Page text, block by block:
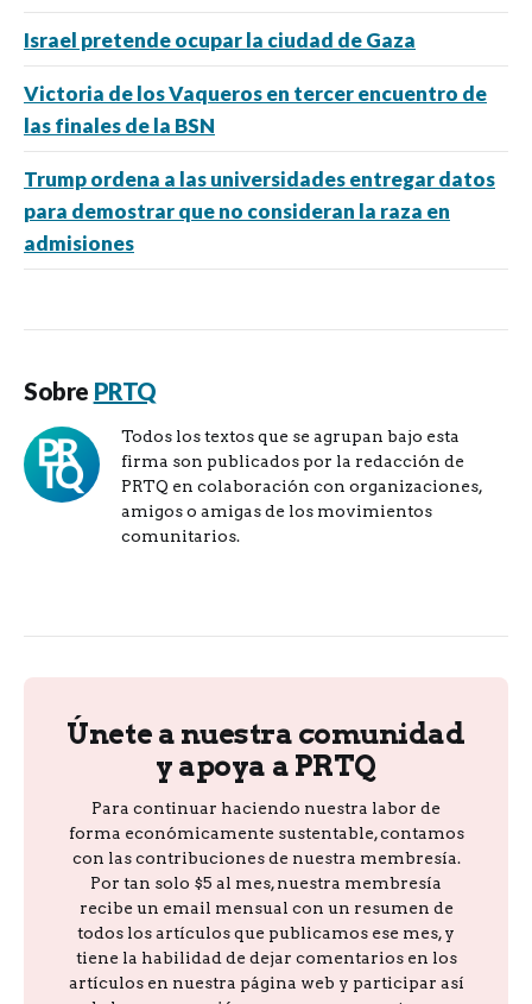
Israel pretende ocupar la ciudad de Gaza
Victoria de los Vaqueros en tercer encuentro de
las finales de la BSN
Trump ordena a las universidades entregar datos
para demostrar que no consideran la raza en
admisiones
Sobre PRTQ
Todos los textos que se agrupan bajo esta
firma son publicados por la redacción de
PRTQ en colaboración con organizaciones,
amigos o amigas de los movimientos
comunitarios.
Únete a nuestra comunidad
y apoya a PRTQ
Para continuar haciendo nuestra labor de
forma económicamente sustentable, contamos
con las contribuciones de nuestra membresía.
Por tan solo $5 al mes, nuestra membresía
recibe un email mensual con un resumen de
todos los artículos que publicamos ese mes, y
tiene la habilidad de dejar comentarios en los
artículos en nuestra página web y participar así